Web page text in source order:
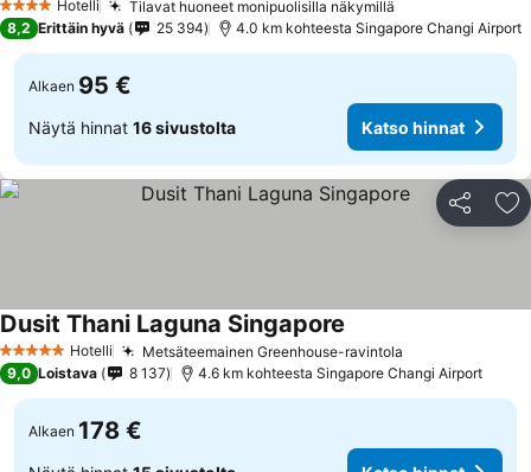
4 Tähtiluokitus
Hotelli
Tilavat huoneet monipuolisilla näkymillä
8,2 Erittäin hyvä 25 394 4.0 km kohteesta Singapore Changi Airport
Alkaen 95 €
Näytä hinnat 16 sivustolta Katso hinnat
Jaa
5 Tähtiluokitus
Hotelli Metsäteemainen Greenhouse-ravintola
Dusit Thani Laguna Singapore
9,0 Loistava 8 137 4.6 km kohteesta Singapore Changi Airport
Alkaen 178 €